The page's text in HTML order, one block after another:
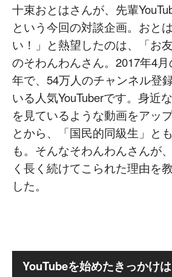
十束おとはさんが、先輩
という今回の対談企画。おと
い！」と熱望したのは、「お友
のそわんわんさん。2017年4
年で、54万人のチャンネル登
いる人気YouTuberです。身近
を見ているような動画をアッ
とから、「国民的同級生」と
も。そんなそわんわんさんが
く長く続けてこられた理由を
した。
YouTubeを始めたきっかけ